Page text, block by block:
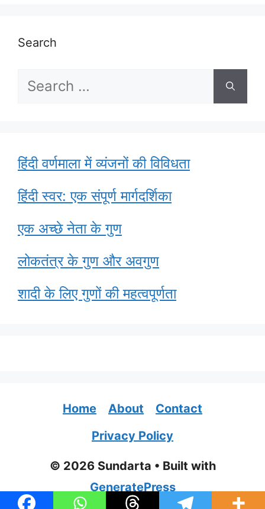
Search
Search
हिंदी वर्णमाला में व्यंजनों की विविधता
हिंदी स्वर: एक संपूर्ण मार्गदर्शिका
एक अच्छे नेता के गुण
लोकतंत्र के गुण और अवगुण
शादी के लिए गुणों की महत्वपूर्णता
Home About
Contact
Privacy Policy
© 2026 Sundarta • Built with
GeneratePress